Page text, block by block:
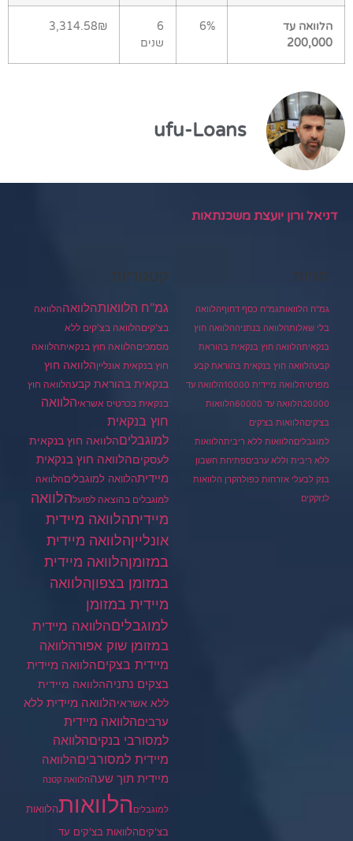
הלוואה עד
200,000
6%
6
שנים
3,314.58₪
ufu-Loans
דניאל ורון יועצת משכנתאות
תגיות
גמ"ח הלוואותגמ"ח כסף דחוףהלוואה
בלי שאלותהלוואה בנתניההלוואה חוץ
בנקאיתהלוואה חוץ בנקאית בהוראת
קבעהלוואה חוץ בנקאית בהוראת קבע
מפרטיהלוואה מיידית 10000
הלוואה עד
20000הלוואה עד 60000
הלוואות
בצ'קיםהלוואות בצ'קים
למוגבליםהלוואות ללא ריביתהלוואות
ללא ריבית וללא ערביםפתיחת חשבון
בנק לבעלי אזרחות כפולהקרן הלוואות
לנזקקים
קטגוריות
גמ"ח הלוואותהלוואההלוואה
בצ'קיםהלוואה בצ'קים ללא
מסמכיםהלוואה חוץ בנקאיתהלוואה
חוץ בנקאית אונלייןהלוואה חוץ
בנקאית בהוראת קבעהלוואה חוץ
בנקאית בכרטיס אשראיהלוואה
חוץ בנקאית
למוגבליםהלוואה חוץ בנקאית
לעסקיםהלוואה חוץ בנקאית
מיידיתהלוואה למוגבליםהלוואה
למוגבלים בהוצאה לפועלהלוואה
מיידיתהלוואה מיידית
אונלייןהלוואה מיידית
במזומןהלוואה מיידית
במזומן בצפוןהלוואה
מיידית במזומן
למוגבליםהלוואה מיידית
במזומן שוק אפורהלוואה
מיידית בצקיםהלוואה מיידית
בצקים נתניההלוואה מיידית
ללא אשראיהלוואה מיידית ללא
ערביםהלוואה מיידית
למסורבי בנקיםהלוואה
מיידית למסורביםהלוואה
מיידית תוך שעההלוואה קטנה
למוגבלים הלוואותהלוואות
בצ'קיםהלוואות בצ'קים עד